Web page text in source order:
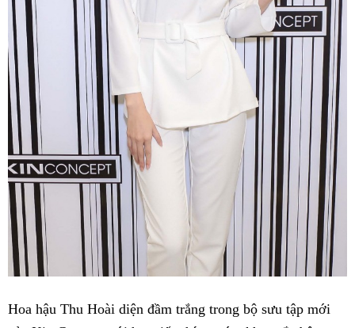
Hoa hậu Thu Hoài diện đầm trắng trong bộ sưu tập mới